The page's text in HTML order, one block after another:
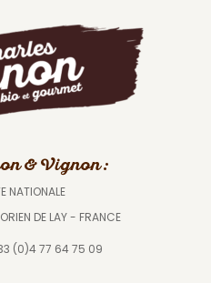
& Vignon :
NATIONALE
DE LAY - FRANCE
(0)4 77 64 75 09